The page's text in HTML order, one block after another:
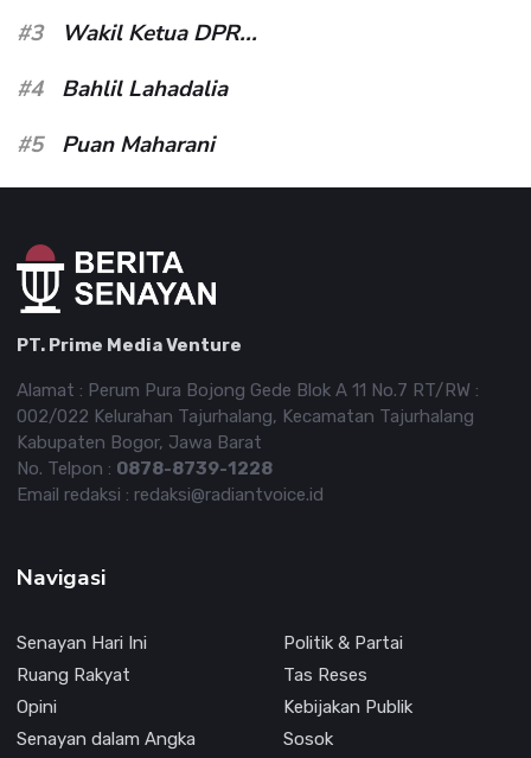
#3
Wakil Ketua DPR...
#4
Bahlil Lahadalia
#5
Puan Maharani
PT. Prime Media Venture
Alamat : Perum Pura Bojong Gede Blok A 11 No.7 RT/RW :
002/022 Kelurahan Tajurhalang, Kecamatan Tajurhalang
Kabupaten Bogor, Jawa Barat
No. Telpon : 0878-8739-1228
Email redaksi : redaksi@radiantvoice.id
Navigasi
Senayan Hari Ini
Politik & Partai
Ruang Rakyat
Tas Reses
Opini
Kebijakan Publik
Senayan dalam Angka
Sosok